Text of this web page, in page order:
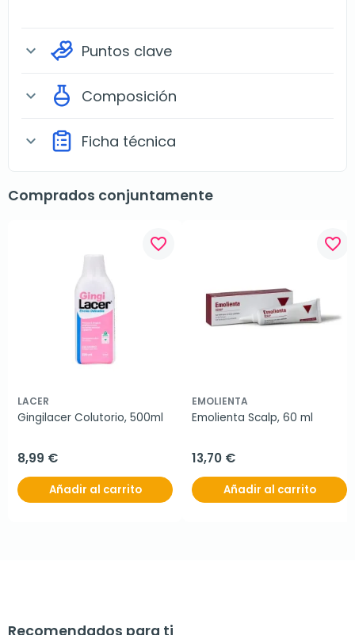
expand_more Puntos clave
expand_more Composición
expand_more Ficha técnica
Comprados conjuntamente
favorite_border
LACER
Gingilacer Colutorio, 500ml
8,99 €
Añadir al carrito
favorite_border
EMOLIENTA
Emolienta Scalp, 60 ml
13,70 €
Añadir al carrito
Recomendados para ti